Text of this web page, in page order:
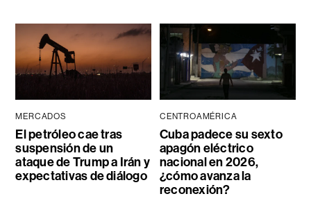
MERCADOS
El petróleo cae tras
suspensión de un
ataque de Trump a Irán y
expectativas de diálogo
CENTROAMÉRICA
Cuba padece su sexto
apagón eléctrico
nacional en 2026,
¿cómo avanza la
reconexión?